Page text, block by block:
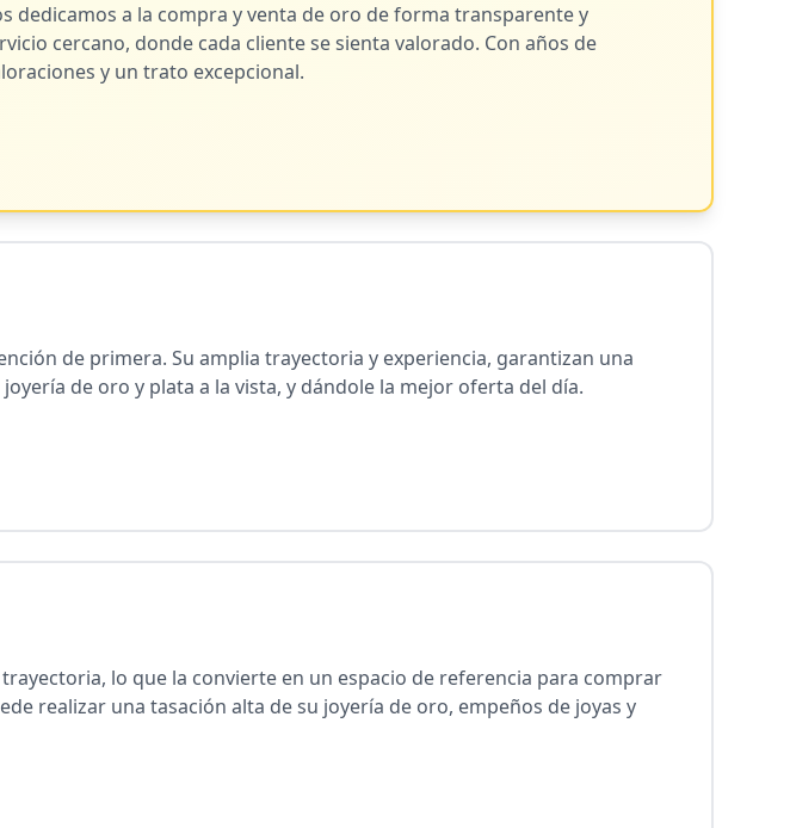
dedicamos a la compra y venta de oro de forma transparente y
cercano, donde cada cliente se sienta valorado. Con años de
y un trato excepcional.
de primera. Su amplia trayectoria y experiencia, garantizan una
de oro y plata a la vista, y dándole la mejor oferta del día.
lo que la convierte en un espacio de referencia para comprar
realizar una tasación alta de su joyería de oro, empeños de joyas y